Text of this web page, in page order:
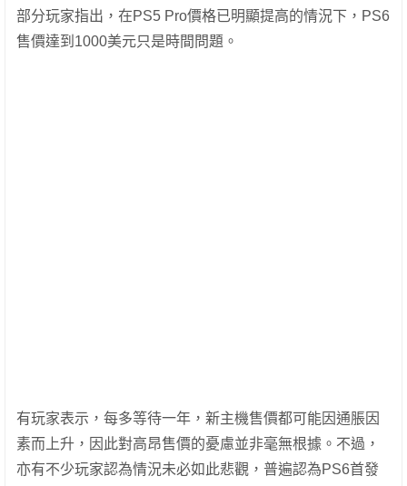
部分玩家指出，在PS5 Pro價格已明顯提高的情況下，PS6
售價達到1000美元只是時間問題。
有玩家表示，每多等待一年，新主機售價都可能因通脹因
素而上升，因此對高昂售價的憂慮並非毫無根據。不過，
亦有不少玩家認為情況未必如此悲觀，普遍認為PS6首發